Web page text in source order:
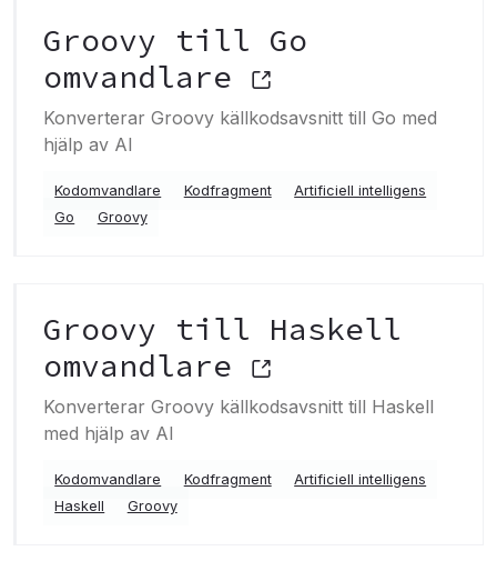
Groovy till Go
omvandlare
Konverterar Groovy källkodsavsnitt till Go med
hjälp av AI
Kodomvandlare Kodfragment
Artificiell intelligens
Go
Groovy
Groovy till Haskell
omvandlare
Konverterar Groovy källkodsavsnitt till Haskell
med hjälp av AI
Kodomvandlare Kodfragment
Artificiell intelligens
Haskell
Groovy